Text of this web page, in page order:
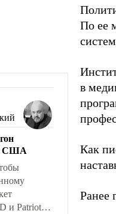
США
и Patriot
По ее
в
Как
Ранее